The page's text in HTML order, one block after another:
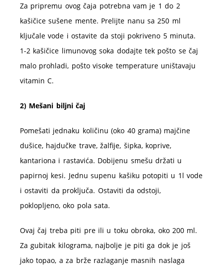
Za pripremu ovog čaja potrebna vam je 1 do 2
kašičice sušene mente. Prelijte nanu sa 250 ml
ključale vode i ostavite da stoji pokriveno 5 minuta.
1-2 kašičice limunovog soka dodajte tek pošto se čaj
malo prohladi, pošto visoke temperature uništavaju
vitamin C.
2) Mešani biljni čaj
Pomešati jednaku količinu (oko 40 grama) majčine
dušice, hajdučke trave, žalfije, šipka, koprive,
kantariona i rastavića. Dobijenu smešu držati u
papirnoj kesi. Jednu supenu kašiku potopiti u 1l vode
i ostaviti da proključa. Ostaviti da odstoji,
poklopljeno, oko pola sata.
Ovaj čaj treba piti pre ili u toku obroka, oko 200 ml.
Za gubitak kilograma, najbolje je piti ga dok je još
jako topao, a za brže razlaganje masnih naslaga